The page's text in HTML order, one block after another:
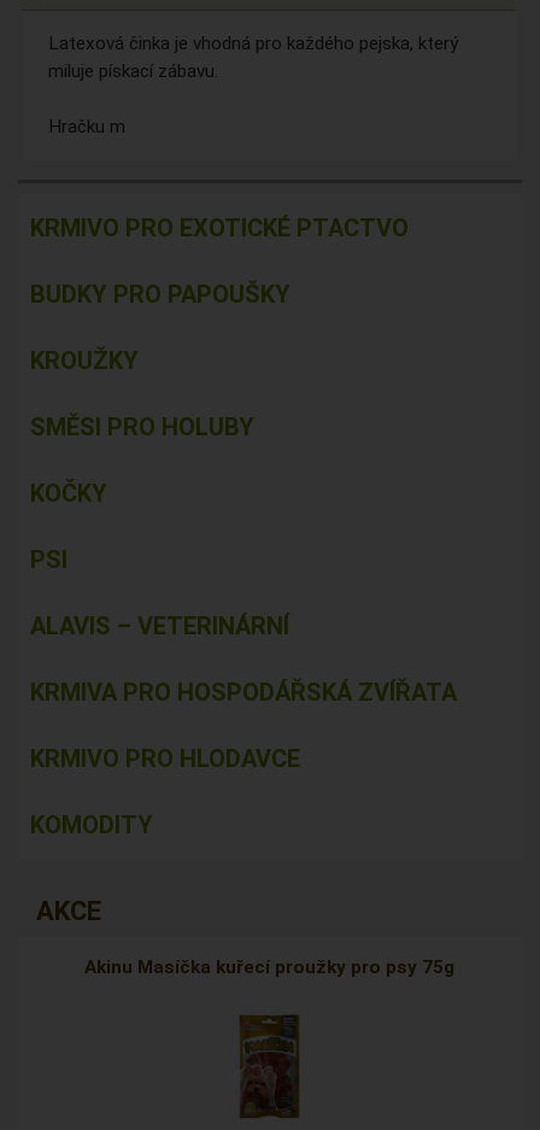
Latexová činka je vhodná pro každého pejska, který
miluje pískací zábavu.
Hračku m
KRMIVO PRO EXOTICKÉ PTACTVO
BUDKY PRO PAPOUŠKY
KROUŽKY
SMĚSI PRO HOLUBY
KOČKY
PSI
ALAVIS – VETERINÁRNÍ
KRMIVA PRO HOSPODÁŘSKÁ ZVÍŘATA
KRMIVO PRO HLODAVCE
KOMODITY
AKCE
Akinu Masíčka kuřecí proužky pro psy 75g